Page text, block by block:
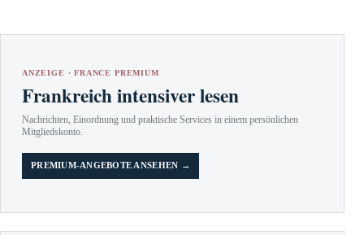
ANZEIGE · FRANCE PREMIUM
Frankreich intensiver lesen
Nachrichten, Einordnung und praktische Services in einem persönlichen
Mitgliedskonto.
PREMIUM-ANGEBOTE ANSEHEN →